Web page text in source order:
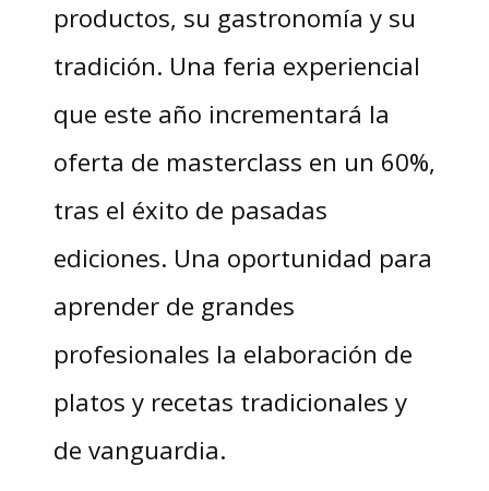
productos, su gastronomía y su
tradición. Una feria experiencial
que este año incrementará la
oferta de masterclass en un 60%,
tras el éxito de pasadas
ediciones. Una oportunidad para
aprender de grandes
profesionales la elaboración de
platos y recetas tradicionales y
de vanguardia.